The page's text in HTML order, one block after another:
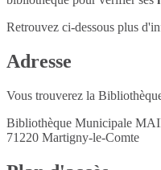
Retrouvez ci-dessous plus
Adresse
Vous trouverez la
Bibliothèque Municipale
71220 Martigny-le-Comte